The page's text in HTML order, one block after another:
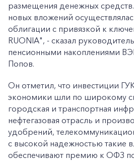
размещения денежных
новых вложений
облигации с привязкой к
RUONIA", - сказал
пенсионными накоплениями
Попов.
Он отметил, что инвестиции
экономики шли по широкому
городская и транспортная
нефтегазовая отрасль и
удобрений,
с высокой надежностью такие
обеспечивают премию к ОФЗ